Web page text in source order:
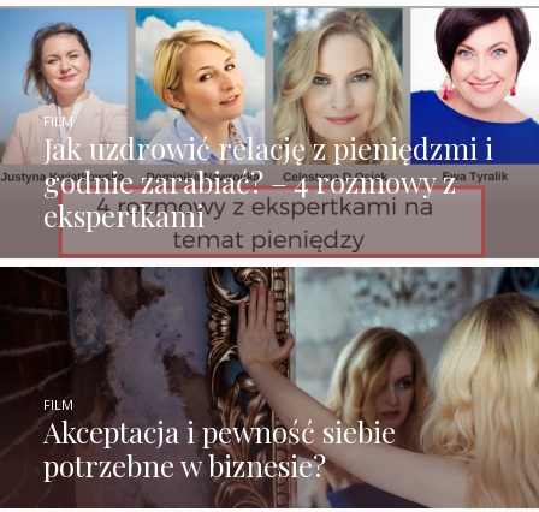
Jak uzdrowić relację z pieniędzmi i
godnie zarabiać? – 4 rozmowy z
ekspertkami
FILM
Akceptacja i pewność siebie
potrzebne w biznesie?
FILM